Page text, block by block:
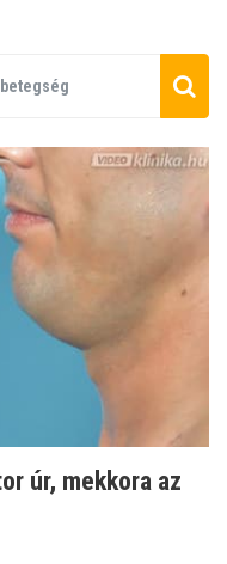
úr, mekkora az